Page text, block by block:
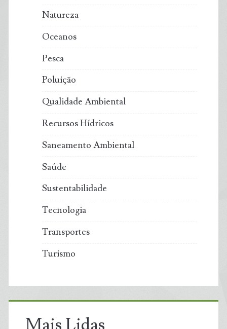
Natureza
Oceanos
Pesca
Poluição
Qualidade Ambiental
Recursos Hídricos
Saneamento Ambiental
Saúde
Sustentabilidade
Tecnologia
Transportes
Turismo